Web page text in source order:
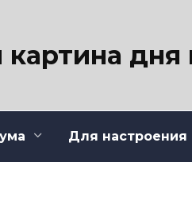
картина
Для настроения